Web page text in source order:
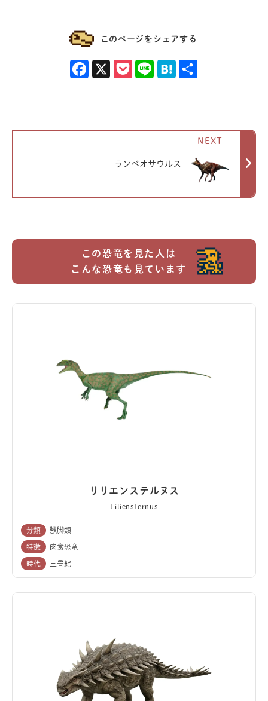
このページをシェアする
Facebook Pocket Line Hatena
ランベオサウルス
NEXT
この恐竜を見た人は
こんな恐竜も見ています
リリエンステルヌス
Liliensternus
分類 獣脚類
特徴 肉食恐竜
時代 三畳紀